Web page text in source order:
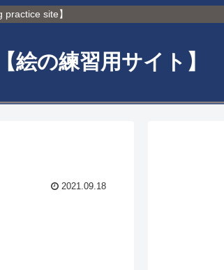
site】
の練習用サイト】
2021.09.18